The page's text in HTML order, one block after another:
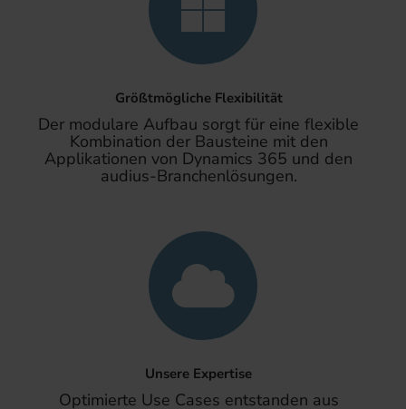
Größtmögliche Flexibilität
Der modulare Aufbau sorgt für eine flexible
Kombination der Bausteine mit den
Applikationen von Dynamics 365 und den
audius-Branchenlösungen.
Unsere Expertise
Optimierte Use Cases entstanden aus